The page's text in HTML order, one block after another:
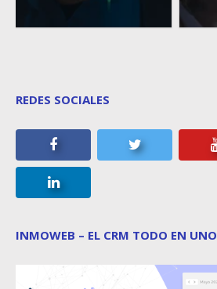
REDES SOCIALES
INMOWEB – EL CRM TODO EN UNO